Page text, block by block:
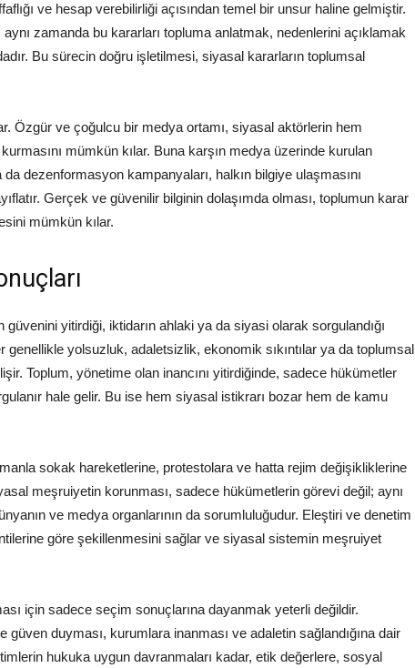
ve hesap verebilirliği açısından temel bir unsur haline gelmiştir.
zamanda bu kararları topluma anlatmak, nedenlerini açıklamak
Bu sürecin doğru işletilmesi, siyasal kararların toplumsal
Özgür ve çoğulcu bir medya ortamı, siyasal aktörlerin hem
mümkün kılar. Buna karşın medya üzerinde kurulan
dezenformasyon kampanyaları, halkın bilgiye ulaşmasını
Gerçek ve güvenilir bilginin dolaşımda olması, toplumun karar
mümkün kılar.
güvenini yitirdiği, iktidarın ahlaki ya da siyasi olarak sorgulandığı
genellikle yolsuzluk, adaletsizlik, ekonomik sıkıntılar ya da toplumsal
Toplum, yönetime olan inancını yitirdiğinde, sadece hükümetler
hale gelir. Bu ise hem siyasal istikrarı bozar hem de kamu
sokak hareketlerine, protestolara ve hatta rejim değişikliklerine
meşruiyetin korunması, sadece hükümetlerin görevi değil; aynı
ve medya organlarının da sorumluluğudur. Eleştiri ve denetim
göre şekillenmesini sağlar ve siyasal sistemin meşruiyet
için sadece seçim sonuçlarına dayanmak yeterli değildir.
güven duyması, kurumlara inanması ve adaletin sağlandığına dair
hukuka uygun davranmaları kadar, etik değerlere, sosyal